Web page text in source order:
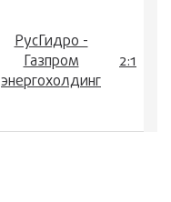
РусГидро -
Газпром
энергохолдинг
2:1